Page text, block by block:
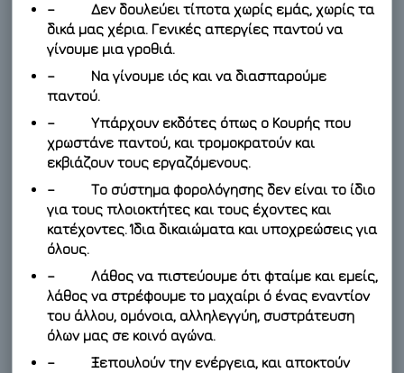
– Δεν δουλεύει τίποτα χωρίς εμάς, χωρίς τα
δικά μας χέρια. Γενικές απεργίες παντού να
γίνουμε μια γροθιά.
– Να γίνουμε ιός και να διασπαρούμε
παντού.
– Υπάρχουν εκδότες όπως ο Κουρής που
χρωστάνε παντού, και τρομοκρατούν και
εκβιάζουν τους εργαζόμενους.
– Το σύστημα φορολόγησης δεν είναι το ίδιο
για τους πλοιοκτήτες και τους έχοντες και
κατέχοντες. Ίδια δικαιώματα και υποχρεώσεις για
όλους.
– Λάθος να πιστεύουμε ότι φταίμε και εμείς,
λάθος να στρέφουμε το μαχαίρι ό ένας εναντίον
του άλλου, ομόνοια, αλληλεγγύη, συστράτευση
όλων μας σε κοινό αγώνα.
– Ξεπουλούν την ενέργεια, και αποκτούν